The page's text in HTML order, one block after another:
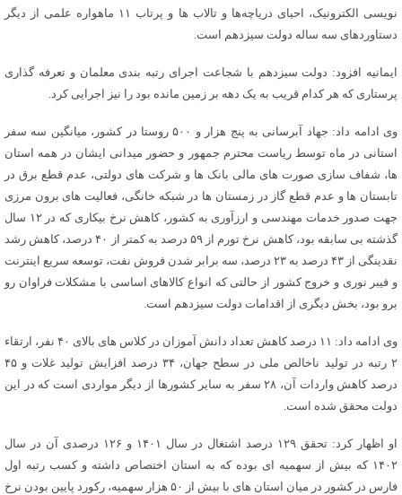
نویسی الکترونیک، احیای دریاچه‌ها و تالاب ها و پرتاب ۱۱ ماهواره علمی از دیگر
دستاوردهای سه ساله دولت سیزدهم است.
ایمانیه افزود: دولت سیزدهم با شجاعت اجرای رتبه بندی معلمان و تعرفه گذاری
پرستاری که هر کدام قریب به یک دهه بر زمین مانده بود را نیز اجرایی کرد.
وی ادامه داد: جهاد آبرسانی به پنج هزار و ۵۰۰ روستا در کشور، میانگین سه سفر
استانی در ماه توسط ریاست محترم جمهور و حضور میدانی ایشان در همه استان
ها، شفاف سازی صورت های مالی بانک ها و شرکت های دولتی، عدم قطع برق در
تابستان ها و عدم قطع گاز در زمستان ها در شبکه خانگی، فعالیت های برون مرزی
جهت صدور خدمات مهندسی و ارزآوری به کشور، کاهش نرخ بیکاری که در ۱۲ سال
گذشته بی سابقه بود، کاهش نرخ تورم از ۵۹ درصد به کمتر از ۴۰ درصد، کاهش رشد
نقدینگی از ۴۳ درصد به ۲۳ درصد، سه برابر شدن فروش نفت، توسعه سریع اینترنت
و فیبر نوری و خروج کشور از حالتی که انواع کالاهای اساسی با مشکلات فراوان رو
برو بود، بخش دیگری از اقدامات دولت سیزدهم است.
وی ادامه داد: ۱۱ درصد کاهش تعداد دانش آموزان در کلاس های بالای ۴۰ نفر، ارتقاء
۲ رتبه در تولید ناخالص ملی در سطح جهان، ۳۴ درصد افزایش تولید غلات و ۴۵
درصد کاهش واردات آن، ۲۸ سفر به سایر کشورها از دیگر مواردی است که در این
دولت محقق شده است.
او اظهار کرد: تحقق ۱۲۹ درصد اشتغال در سال ۱۴۰۱ و ۱۲۶ درصدی آن در سال
۱۴۰۲ که بیش از سهمیه ای بوده که به استان اختصاص داشته و کسب رتبه اول
فارس در کشور در میان استان های با بیش از ۵۰ هزار سهمیه، رکورد پایین بودن نرخ